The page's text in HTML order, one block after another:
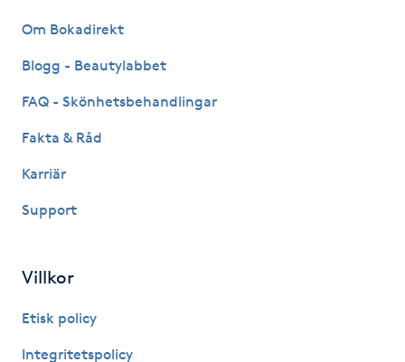
Kinesisk medicin
Klangmassage
Klippning
Klippning ungdom
Om Bokadirekt
Blogg - Beautylabbet
FAQ - Skönhetsbehandlingar
Fakta & Råd
Karriär
Support
Villkor
Etisk policy
Integritetspolicy